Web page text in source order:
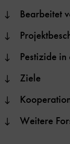
Bearbeitet
Pestizide
Ziele
Weitere